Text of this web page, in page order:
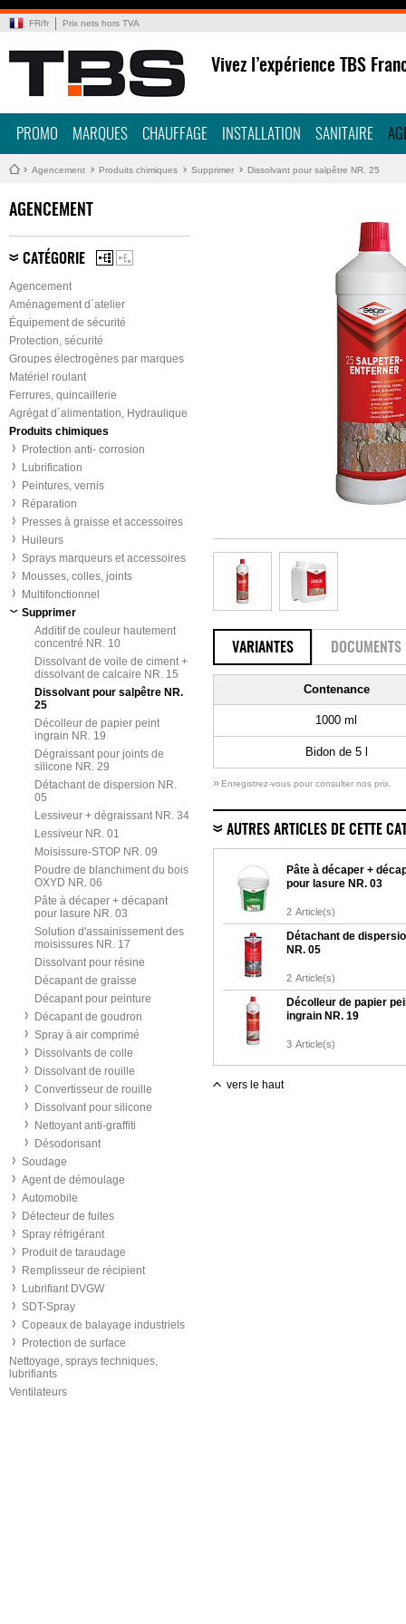
FR/fr Prix nets hors TVA
Vivez l’expérience TBS
PROMO MARQUES CHAUFFAGE INSTALLATION SANITAIRE
Agencement Produits chimiques Supprimer Dissolvant pour salpêtre NR. 25
AGENCEMENT
CATÉGORIE
Agencement
Aménagement d´atelier
Équipement de sécurité
Protection, sécurité
Groupes électrogènes par marques
Matériel roulant
Ferrures, quincaillerie
Agrégat d´alimentation, Hydraulique
Produits chimiques
Protection anti- corrosion
Lubrification
Peintures, vernis
Réparation
Presses à graisse et accessoires
Huileurs
Sprays marqueurs et accessoires
Mousses, colles, joints
Multifonctionnel
Supprimer
Additif de couleur hautement
concentré NR. 10
Dissolvant de voile de ciment +
dissolvant de calcaire NR. 15
Dissolvant pour salpêtre NR.
25
Décolleur de papier peint
ingrain NR. 19
Dégraissant pour joints de
silicone NR. 29
Détachant de dispersion NR.
05
Lessiveur + dégraissant NR. 34
Lessiveur NR. 01
Moisissure-STOP NR. 09
Poudre de blanchiment du bois
OXYD NR. 06
Pâte à décaper + décapant
pour lasure NR. 03
Solution d'assainissement des
moisissures NR. 17
Dissolvant pour résine
Décapant de graisse
Décapant pour peinture
Décapant de goudron
Spray à air comprimé
Dissolvants de colle
Dissolvant de rouille
Convertisseur de rouille
Dissolvant pour silicone
Nettoyant anti-graffiti
Désodorisant
Soudage
Agent de démoulage
Automobile
Détecteur de fuites
Spray réfrigérant
Produit de taraudage
Remplisseur de récipient
Lubrifiant DVGW
SDT-Spray
Copeaux de balayage industriels
Protection de surface
Nettoyage, sprays techniques,
lubrifiants
Ventilateurs
VARIANTES DOCUMENTS
Contenance
1000 ml
Bidon de 5 l
» Enregistrez-vous pour consulter nos prix.
AUTRES ARTICLES DE CETTE
Pâte à décaper +
pour lasure NR. 03
2 Article(s)
Détachant de
NR. 05
2 Article(s)
Décolleur de papier
ingrain NR. 19
3 Article(s)
vers le haut